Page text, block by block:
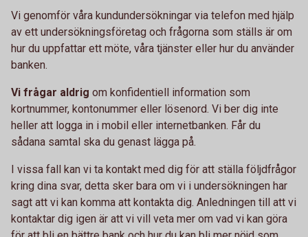
Vi genomför våra kundundersökningar via telefon med hjälp
av ett undersökningsföretag och frågorna som ställs är om
hur du uppfattar ett möte, våra tjänster eller hur du använder
banken.
Vi frågar aldrig om konfidentiell information som
kortnummer, kontonummer eller lösenord. Vi ber dig inte
heller att logga in i mobil eller internetbanken. Får du
sådana samtal ska du genast lägga på.
I vissa fall kan vi ta kontakt med dig för att ställa följdfrågor
kring dina svar, detta sker bara om vi i undersökningen har
sagt att vi kan komma att kontakta dig. Anledningen till att vi
kontaktar dig igen är att vi vill veta mer om vad vi kan göra